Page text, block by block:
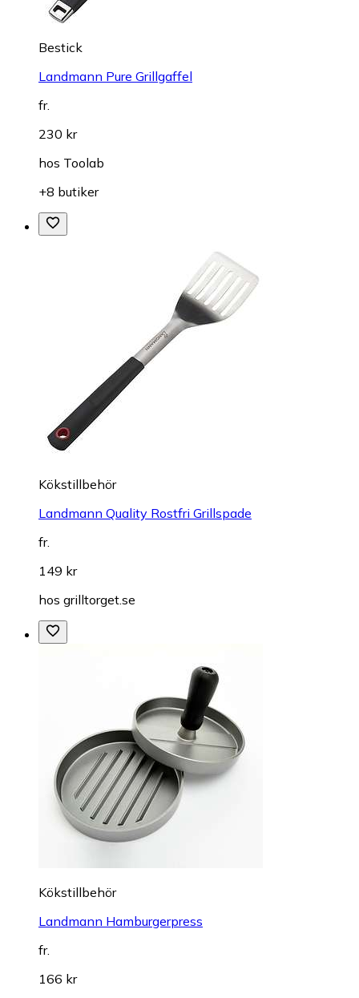
Bestick
Landmann Pure Grillgaffel
fr.
230 kr
hos Toolab
+8 butiker
Kökstillbehör
Landmann Quality Rostfri Grillspade
fr.
149 kr
hos grilltorget.se
Kökstillbehör
Landmann Hamburgerpress
fr.
166 kr